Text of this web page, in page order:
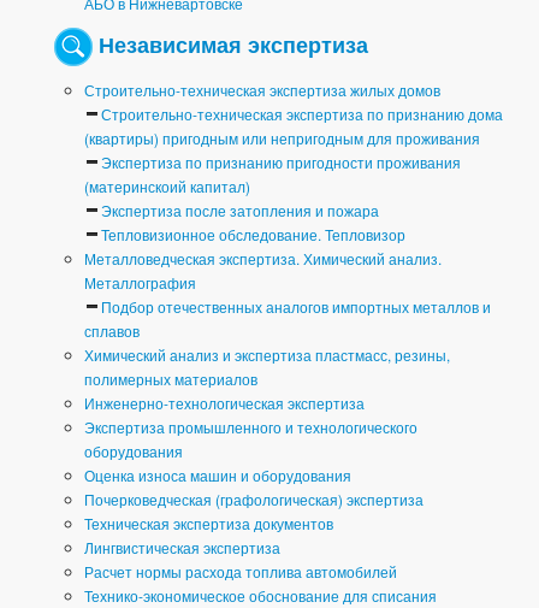
Независимая экспертиза
Строительно-техническая экспертиза жилых домов
Строительно-техническая экспертиза по признанию дома
(квартиры) пригодным или непригодным для проживания
Экспертиза по признанию пригодности проживания
(материнскоий капитал)
Экспертиза после затопления и пожара
Тепловизионное обследование. Тепловизор
Металловедческая экспертиза. Химический анализ.
Металлография
Подбор отечественных аналогов импортных металлов и
сплавов
Химический анализ и экспертиза пластмасс, резины,
полимерных материалов
Инженерно-технологическая экспертиза
Экспертиза промышленного и технологического
оборудования
Оценка износа машин и оборудования
Почерковедческая (графологическая) экспертиза
Техническая экспертиза документов
Лингвистическая экспертиза
Расчет нормы расхода топлива автомобилей
Технико-экономическое обоснование для списания